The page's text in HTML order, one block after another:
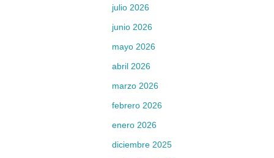
julio 2026
junio 2026
mayo 2026
abril 2026
marzo 2026
febrero 2026
enero 2026
diciembre 2025